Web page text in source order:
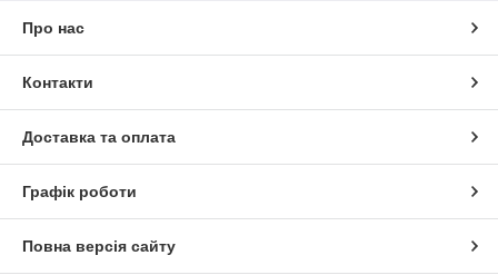
Про нас
Контакти
Доставка та оплата
Графік роботи
Повна версія сайту